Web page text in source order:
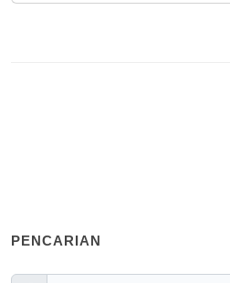
PENCARIAN